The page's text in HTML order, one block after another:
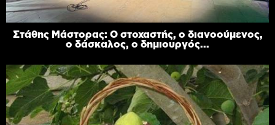
Στάθης Μάστορας: Ο στοχαστής, ο διανοούμενος,
ο δάσκαλος, ο δημιουργός...